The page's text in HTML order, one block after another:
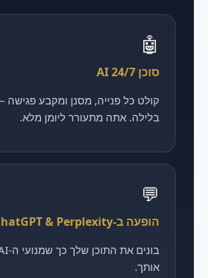
🤖
סוכן AI 24/7
בלילה. אתה מתעורר ליומן מלא.
💬
הופעה ב-ChatGPT & Perplexity
אותך.